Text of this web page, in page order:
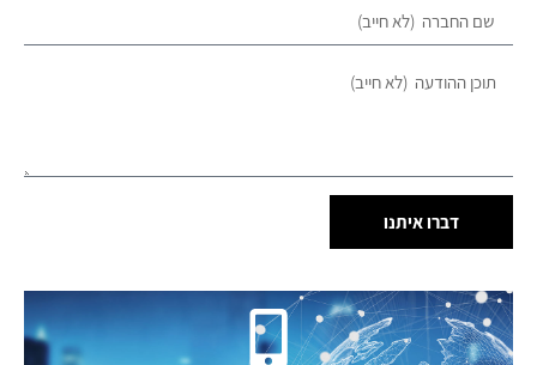
דברו איתנו